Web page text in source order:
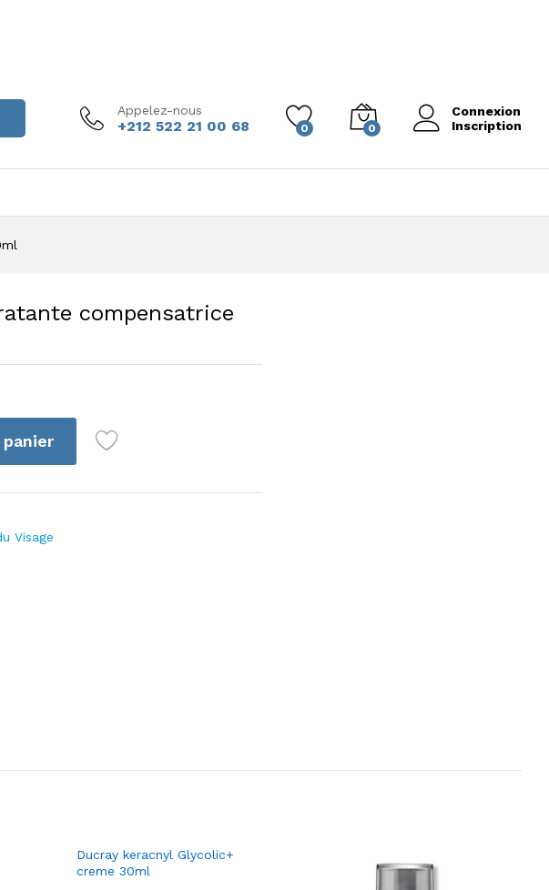
Appelez-nous
+212 522 21 00 68 0 0
Connexion
Inscription
compensatrice
Visage
Ducray keracnyl Glycolic+
creme 30ml